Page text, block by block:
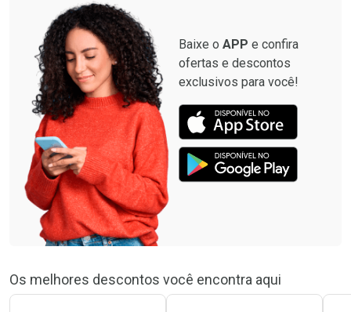
Baixe o APP e confira
ofertas e descontos
exclusivos para você!
Os melhores descontos você encontra aqui